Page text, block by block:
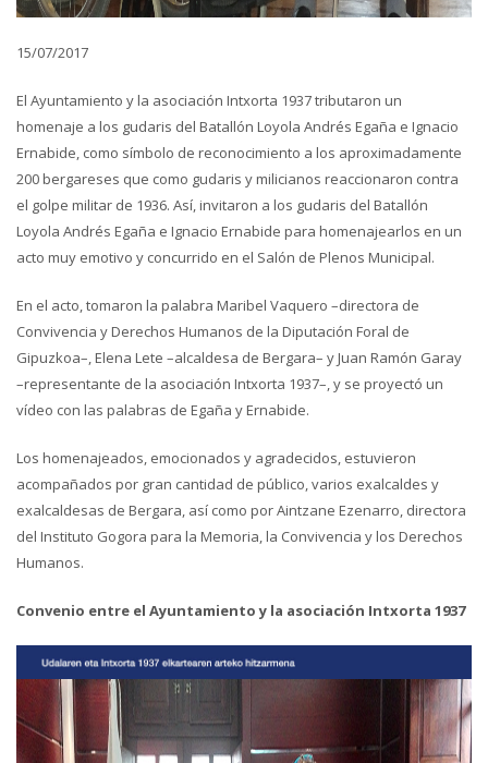
15/07/2017
El Ayuntamiento y la asociación Intxorta 1937 tributaron un
homenaje a los gudaris del Batallón Loyola Andrés Egaña e Ignacio
Ernabide, como símbolo de reconocimiento a los aproximadamente
200 bergareses que como gudaris y milicianos reaccionaron contra
el golpe militar de 1936. Así, invitaron a los gudaris del Batallón
Loyola Andrés Egaña e Ignacio Ernabide para homenajearlos en un
acto muy emotivo y concurrido en el Salón de Plenos Municipal.
En el acto, tomaron la palabra Maribel Vaquero –directora de
Convivencia y Derechos Humanos de la Diputación Foral de
Gipuzkoa–, Elena Lete –alcaldesa de Bergara– y Juan Ramón Garay
–representante de la asociación Intxorta 1937–, y se proyectó un
vídeo con las palabras de Egaña y Ernabide.
Los homenajeados, emocionados y agradecidos, estuvieron
acompañados por gran cantidad de público, varios exalcaldes y
exalcaldesas de Bergara, así como por Aintzane Ezenarro, directora
del Instituto Gogora para la Memoria, la Convivencia y los Derechos
Humanos.
Convenio entre el Ayuntamiento y la asociación Intxorta 1937